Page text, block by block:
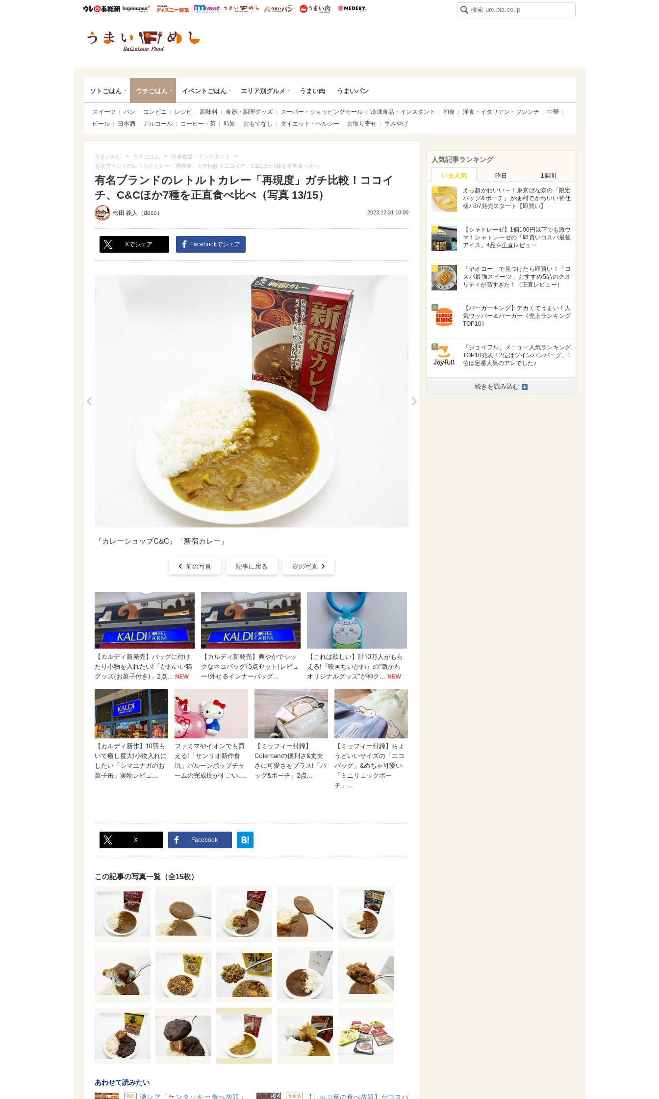
ウレぴあ総研ハピママ* ウレぴあ総研 ディズニー特集
mimot. うまいめし うまいパン うまい肉
ソトごはん ウチごはん イベントごはん エリア別グルメ うまい肉 うまいパン
スイーツ パン コンビニ レシピ 調味料 食器・調理グッズ スーパー・ショッピングモール 冷凍食品・インスタント 和食 洋食・イタリアン・フレンチ
中華
ビール
日本酒 アルコール コーヒー・茶 時短 おもてなし ダイエット・ヘルシー お取り寄せ 手みやげ
うまいめし > ウチごはん > 冷凍食品・インスタント >
有名ブランドのレトルトカレー「再現度」ガチ比較！ココイチ、C&Cほか7種を正直食べ比べ
有名ブランドのレトルトカレー「再現度」ガチ比較！ココイ
チ、C&Cほか7種を正直食べ比べ（写真 13/15）
松田 義人（deco） 2023.12.31 10:00
Xでシェア Facebookでシェア
『カレーショップC&C』「新宿カレー」
前の写真 記事に戻る 次の写真
X Facebook
この記事の写真一覧（全15枚）
あわせて読みたい
鶏肉
激レア「ケンタッキー食べ放題」
食生活
【しゃぶ葉の食べ放題】がコスパ
人気記事ランキング
いま人気 昨日 1週間
1
えっ超かわいい～！東京ばな奈の「限定
バッグ&ポーチ」が便利でかわいい神仕
様♪ 8/7発売スタート【即買い】
2
【シャトレーゼ】1個100円以下でも激ウ
マ！シャトレーゼの「即買いコスパ最強
アイス」4品を正直レビュー
3
「ヤオコー」で見つけたら即買い！「コ
スパ最強スイーツ」おすすめ5品のクオ
リティが高すぎた！（正直レビュー）
4
【バーガーキング】デカくてうまい！人
気ワッパー＆バーガー《売上ランキング
TOP10》
5
「ジョイフル」メニュー人気ランキング
TOP10発表！2位はツインハンバーグ、1
位は定番人気のアレでした♪
続きを読み込む